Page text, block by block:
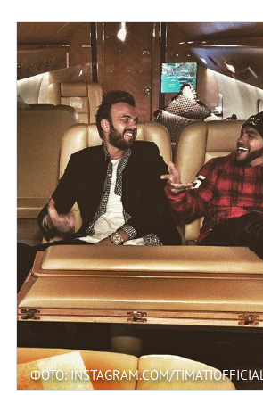
ФОТО: INSTAGRAM.COM/TIMATIOFFICIAL